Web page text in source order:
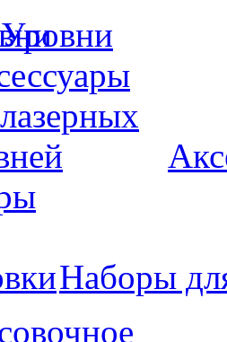
Уровни
Наборы